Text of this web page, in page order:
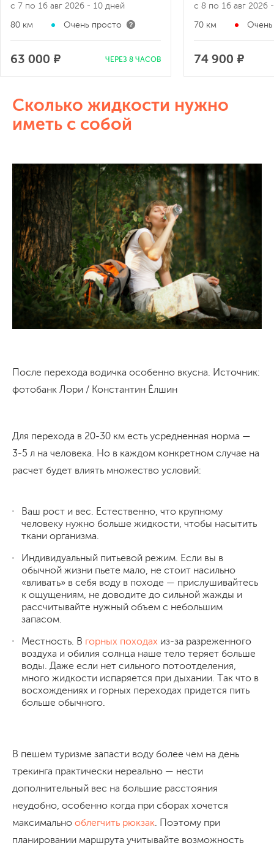
с 7 по 16 авг 2026- 10 дней
80 км Очень просто
63 000 ₽ ЧЕРЕЗ 8 ЧАСОВ
с 8 по 16 авг
70 км
74 900 ₽
Сколько жидкости нужно
иметь с собой
После перехода водичка особенно вкусна. Источник:
фотобанк Лори / Константин Ёлшин
Для перехода в 20-30 км есть усредненная норма —
3-5 л на человека. Но в каждом конкретном случае на
расчет будет влиять множество условий:
Ваш рост и вес. Естественно, что крупному
человеку нужно больше жидкости, чтобы насытить
ткани организма.
Индивидуальный питьевой режим. Если вы в
обычной жизни пьете мало, не стоит насильно
«вливать» в себя воду в походе — прислушивайтесь
к ощущениям, не доводите до сильной жажды и
рассчитывайте нужный объем с небольшим
запасом.
Местность. В горных походах из-за разреженного
воздуха и обилия солнца наше тело теряет больше
воды. Даже если нет сильного потоотделения,
много жидкости испаряется при дыхании. Так что в
восхождениях и горных переходах придется пить
больше обычного.
В пешем туризме запасти воду более чем на день
трекинга практически нереально — нести
дополнительный вес на большие расстояния
неудобно, особенно когда при сборах хочется
максимально облегчить рюкзак. Поэтому при
планировании маршрута учитывайте возможность